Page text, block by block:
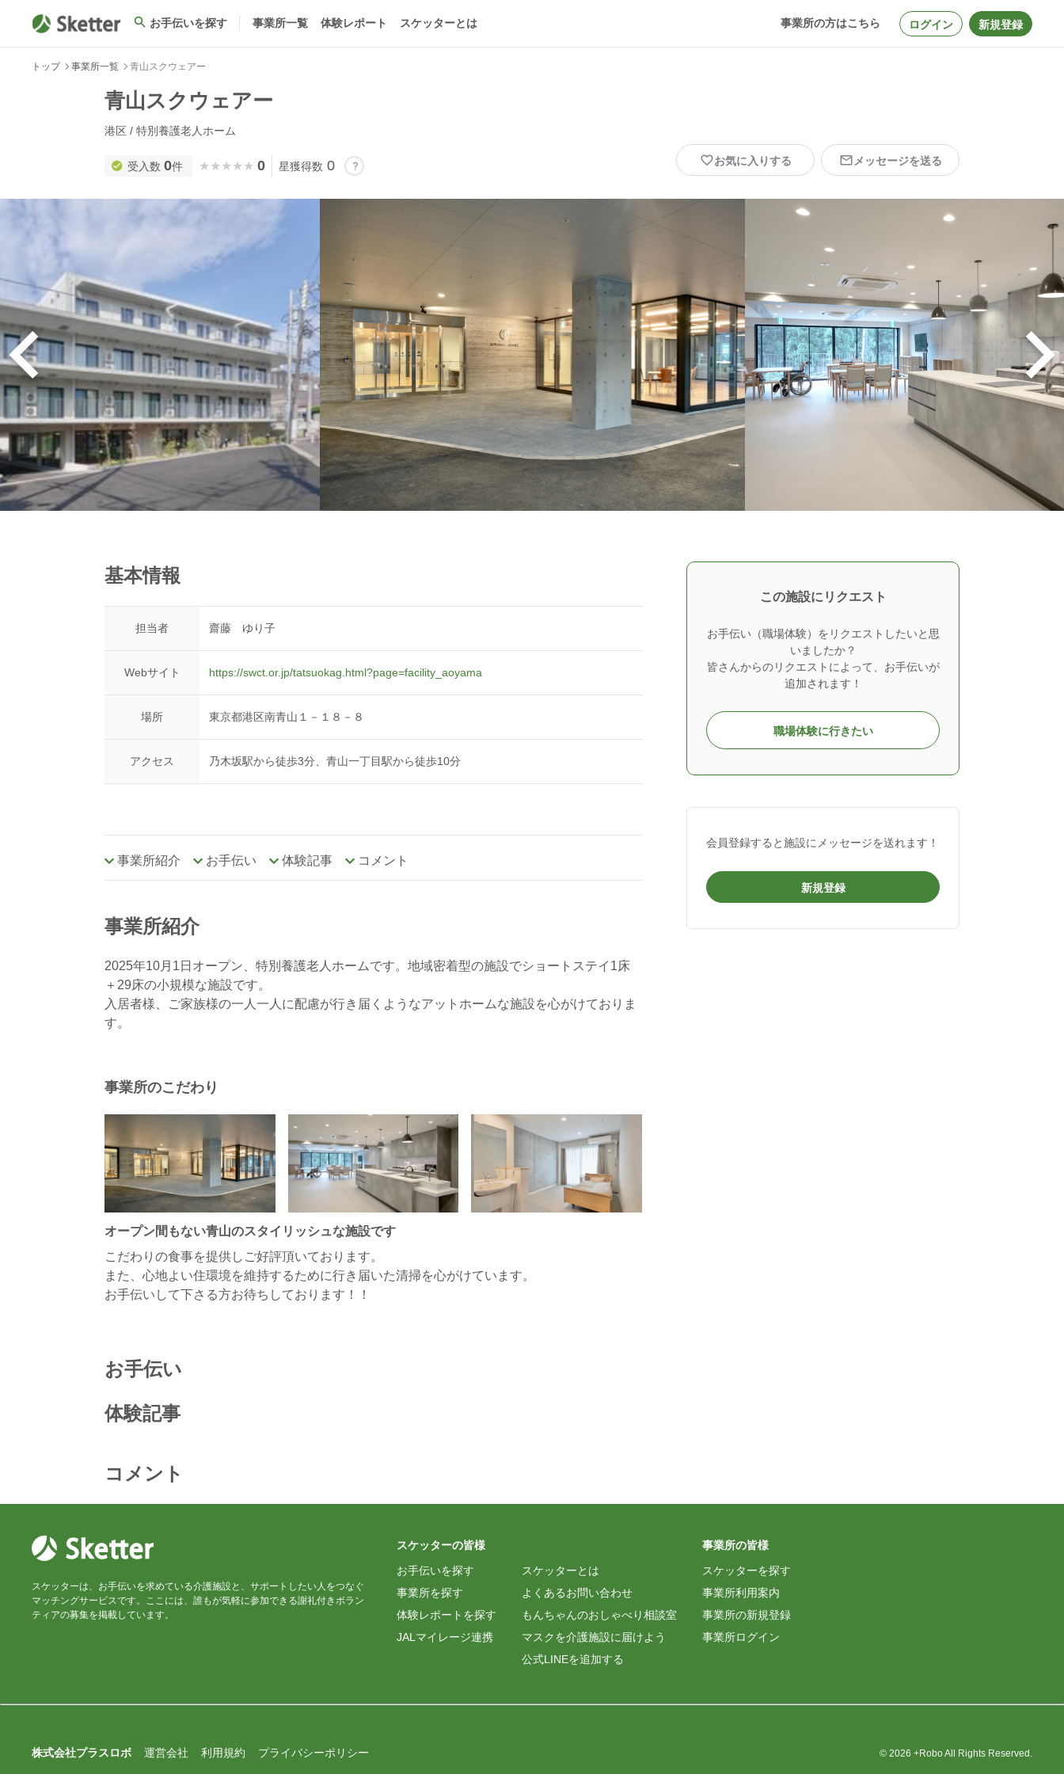
お手伝いを探す 事業所一覧 体験レポート スケッターとは 事業所の方はこちら ログイン 新規登録
トップ 事業所一覧 青山スクウェアー
青山スクウェアー
港区 / 特別養護老人ホーム
受入数 0件 ★★★★★
★★★★★ 0 星獲得数 0 お気に入りする メッセージを送る
基本情報
担当者 齋藤 ゆり子
Webサイト https://swct.or.jp/tatsuokag.html?page=facility_aoyama
場所 東京都港区南青山１－１８－８
アクセス 乃木坂駅から徒歩3分、青山一丁目駅から徒歩10分
事業所紹介 お手伝い 体験記事 コメント
事業所紹介
2025年10月1日オープン、特別養護老人ホームです。地域密着型の施設でショートステイ1床
＋29床の小規模な施設です。
入居者様、ご家族様の一人一人に配慮が行き届くようなアットホームな施設を心がけておりま
す。
事業所のこだわり
オープン間もない青山のスタイリッシュな施設です
こだわりの食事を提供しご好評頂いております。
また、心地よい住環境を維持するために行き届いた清掃を心がけています。
お手伝いして下さる方お待ちしております！！
お手伝い
体験記事
コメント
この施設にリクエスト
お手伝い（職場体験）をリクエストしたいと思
いましたか？
皆さんからのリクエストによって、お手伝いが
追加されます！
職場体験に行きたい
会員登録すると施設にメッセージを送れます！
新規登録
スケッターは、お手伝いを求めている介護施設と、サポートしたい人をつなぐ
マッチングサービスです。ここには、誰もが気軽に参加できる謝礼付きボラン
ティアの募集を掲載しています。
スケッターの皆様
お手伝いを探す
事業所を探す
体験レポートを探す
JALマイレージ連携
スケッターとは
よくあるお問い合わせ
もんちゃんのおしゃべり相談室
マスクを介護施設に届けよう
公式LINEを追加する
事業所の皆様
スケッターを探す
事業所利用案内
事業所の新規登録
事業所ログイン
株式会社プラスロボ 運営会社 利用規約 プライバシーポリシー © 2026 +Robo All Rights Reserved.